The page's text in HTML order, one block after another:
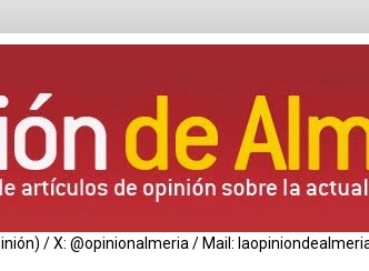
/ X: @opinionalmeria / Mail: